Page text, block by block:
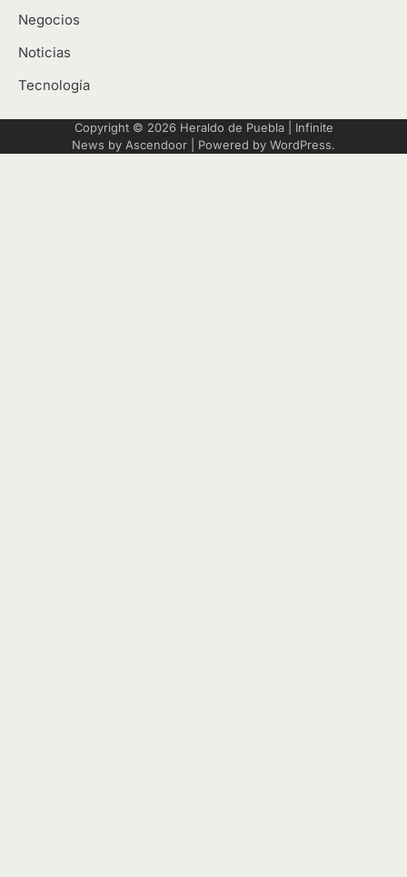
Negocios
Noticias
Tecnología
Copyright © 2026 Heraldo de Puebla| Infinite
News by Ascendoor | Powered by WordPress.